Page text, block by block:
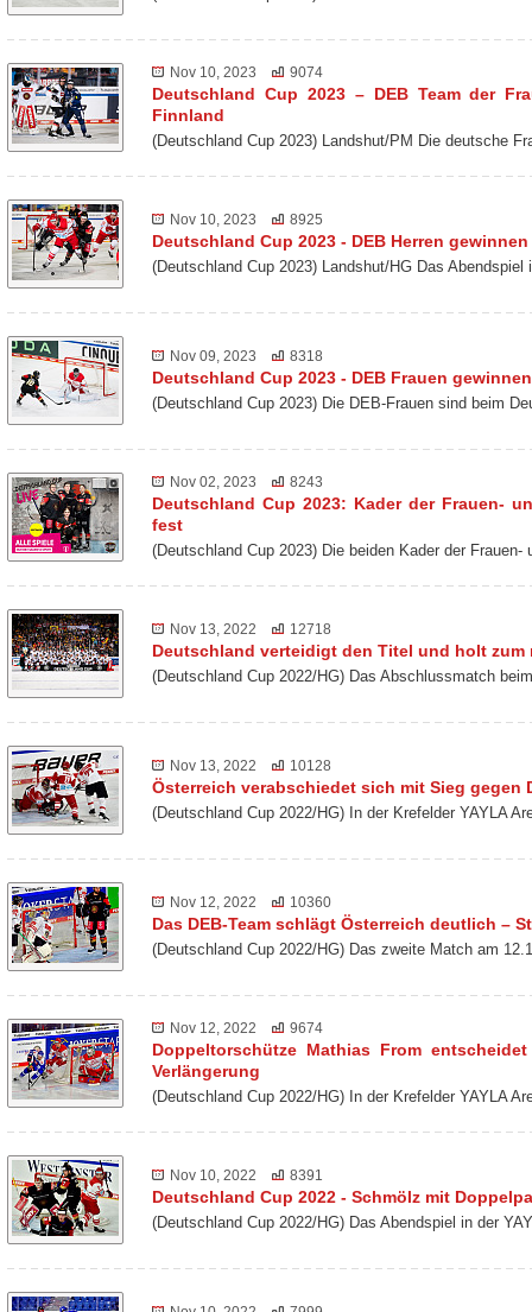
Nov 10, 2023 9074
Deutschland Cup 2023 – DEB Team der
Finnland
(Deutschland Cup 2023) Landshut/PM Die deutsche
Nov 10, 2023 8925
Deutschland Cup 2023 - DEB Herren
(Deutschland Cup 2023) Landshut/HG Das
Nov 09, 2023 8318
Deutschland Cup 2023 - DEB Frauen
(Deutschland Cup 2023) Die DEB-Frauen sind beim
Nov 02, 2023 8243
Deutschland Cup 2023: Kader der Frauen-
fest
(Deutschland Cup 2023) Die beiden Kader der
Nov 13, 2022 12718
Deutschland verteidigt den Titel und holt
(Deutschland Cup 2022/HG) Das Abschlussmatch
Nov 13, 2022 10128
Österreich verabschiedet sich mit Sieg gegen
(Deutschland Cup 2022/HG) In der Krefelder YAYLA
Nov 12, 2022 10360
Das DEB-Team schlägt Österreich deutlich –
(Deutschland Cup 2022/HG) Das zweite Match am
Nov 12, 2022 9674
Doppeltorschütze Mathias From
Verlängerung
(Deutschland Cup 2022/HG) In der Krefelder YAYLA
Nov 10, 2022 8391
Deutschland Cup 2022 - Schmölz mit
(Deutschland Cup 2022/HG) Das Abendspiel in der